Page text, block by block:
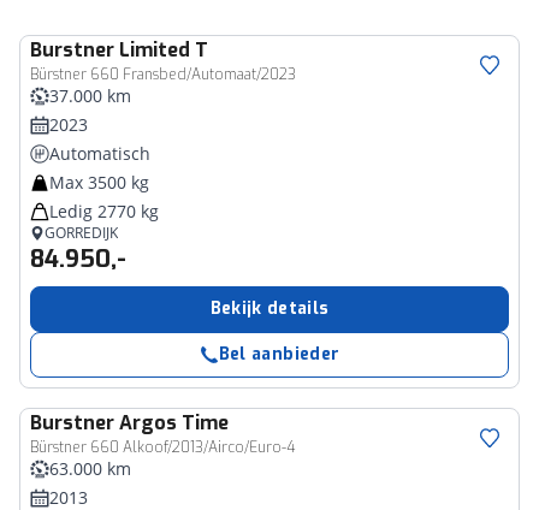
Burstner Limited T
Bürstner 660 Fransbed/Automaat/2023
37.000 km
2023
Automatisch
Max 3500 kg
Ledig 2770 kg
GORREDIJK
84.950,-
Bekijk details
Bel aanbieder
BurstnerArgos Time
Bürstner 660 Alkoof/2013/Airco/Euro-4
63.000 km
2013